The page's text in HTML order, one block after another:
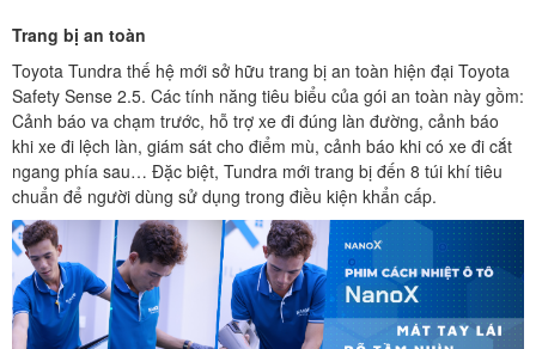
Trang bị an toàn
Toyota Tundra thế hệ mới sở hữu trang bị an toàn hiện đại Toyota
Safety Sense 2.5. Các tính năng tiêu biểu của gói an toàn này gồm:
Cảnh báo va chạm trước, hỗ trợ xe đi đúng làn đường, cảnh báo
khi xe đi lệch làn, giám sát cho điểm mù, cảnh báo khi có xe đi cắt
ngang phía sau… Đặc biệt, Tundra mới trang bị đến 8 túi khí tiêu
chuẩn để người dùng sử dụng trong điều kiện khẩn cấp.